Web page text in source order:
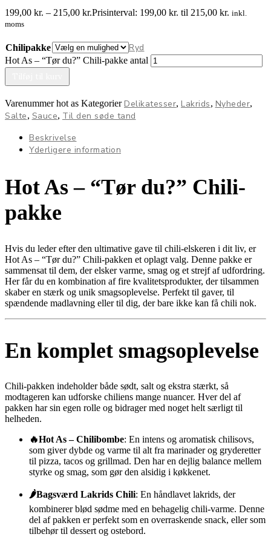
199,00 kr. – 215,00 kr.Prisinterval: 199,00 kr. til 215,00 kr. inkl.
moms
Chilipakke Ryd
Hot As – “Tør du?” Chili-pakke antal
Varenummerhot as Kategorier Delikatesser, Lakrids, Nyheder,
Salte, Sauce, Til den søde tand
Beskrivelse
Yderligere information
Hot As – “Tør du?” Chili-
pakke
Hvis du leder efter den ultimative gave til chili-elskeren i dit liv, er
Hot As – “Tør du?” Chili-pakken et oplagt valg. Denne pakke er
sammensat til dem, der elsker varme, smag og et strejf af udfordring.
Her får du en kombination af fire kvalitetsprodukter, der tilsammen
skaber en stærk og unik smagsoplevelse. Perfekt til gaver, til
spændende madlavning eller til dig, der bare ikke kan få chili nok.
En komplet smagsoplevelse
Chili-pakken indeholder både sødt, salt og ekstra stærkt, så
modtageren kan udforske chiliens mange nuancer. Hver del af
pakken har sin egen rolle og bidrager med noget helt særligt til
helheden.
🔥Hot As – Chilibombe: En intens og aromatisk chilisovs,
som giver dybde og varme til alt fra marinader og gryderetter
til pizza, tacos og grillmad. Den har en dejlig balance mellem
styrke og smag, som gør den alsidig i køkkenet.
🌶Bagsværd Lakrids Chili: En håndlavet lakrids, der
kombinerer blød sødme med en behagelig chili-varme. Denne
del af pakken er perfekt som en overraskende snack, eller som
tilbehør til dessert og ostebord.